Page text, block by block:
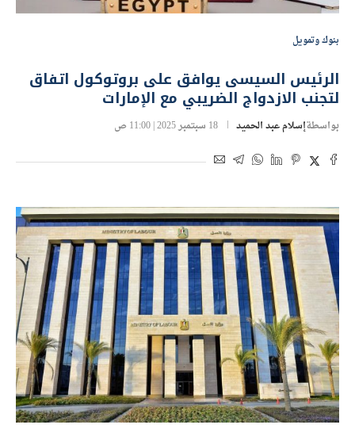
بنوك وتمويل
الرئيس السيسى يوافق على بروتوكول اتفاق
لتجنب الازدواج الضريبي مع الإمارات
بواسطةإسلام عبد الحميد 18 سبتمبر 2025 | 11:00 ص